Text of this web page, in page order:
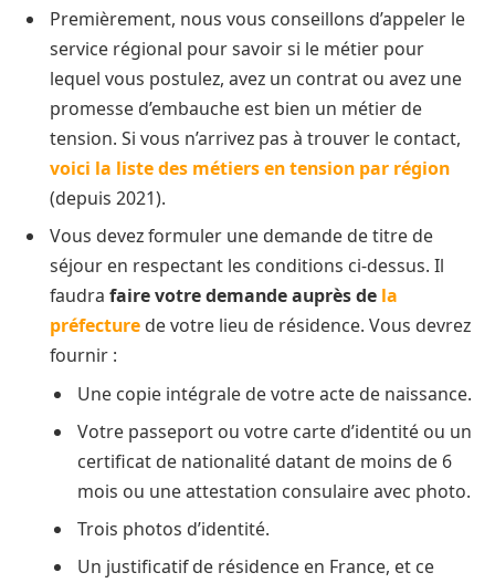
Premièrement, nous vous conseillons d’appeler le
service régional pour savoir si le métier pour
lequel vous postulez, avez un contrat ou avez une
promesse d’embauche est bien un métier de
tension. Si vous n’arrivez pas à trouver le contact,
voici la liste des métiers en tension par région
(depuis 2021).
Vous devez formuler une demande de titre de
séjour en respectant les conditions ci-dessus. Il
faudra faire votre demande auprès de la
préfecture de votre lieu de résidence. Vous devrez
fournir :
Une copie intégrale de votre acte de naissance.
Votre passeport ou votre carte d’identité ou un
certificat de nationalité datant de moins de 6
mois ou une attestation consulaire avec photo.
Trois photos d’identité.
Un justificatif de résidence en France, et ce